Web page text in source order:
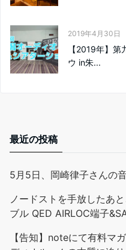
2019年4月30日
【2019年】
ウ in朱...
最近の投稿
5月5日、岡崎律子さんの
ノードストを手放したあ
ブル QED AIRLOC端子
【告知】noteにて有料マ